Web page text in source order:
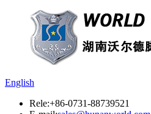
English
Rele:+86-0731-88739521